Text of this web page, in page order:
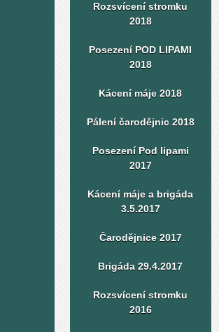
Rozsvícení stromku
2018
Posezení POD LIPAMI
2018
Kácení máje 2018
Pálení čarodějnic 2018
Posezení Pod lipami
2017
Kácení máje a brigáda
3.5.2017
Čarodějnice 2017
Brigáda 29.4.2017
Rozsvícení stromku
2016